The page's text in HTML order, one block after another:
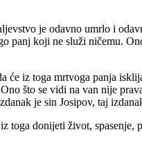
je odavno umrlo i
koji ne služi ničemu.
će iz toga mrtvoga panja
što se vidi na van nije
je sin Josipov, taj
donijeti život, spasenje,